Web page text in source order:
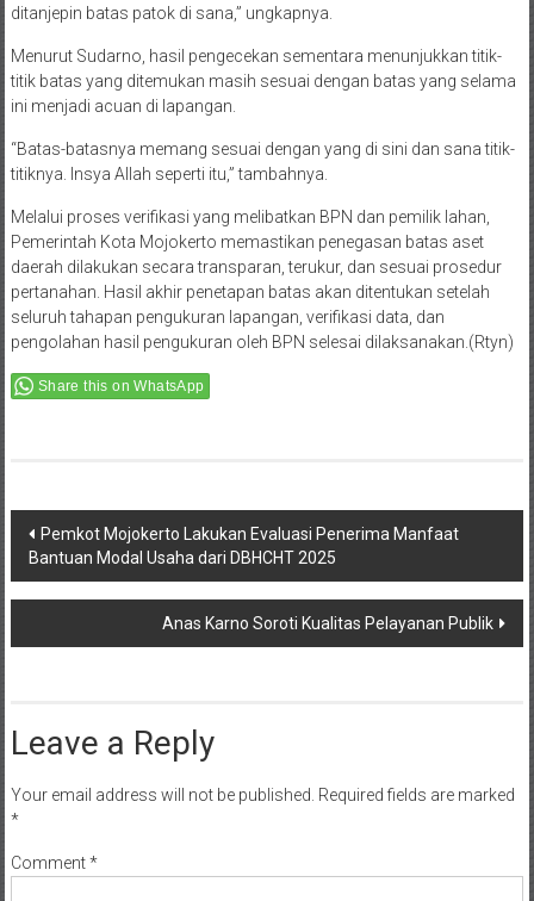
ditanjepin batas patok di sana,” ungkapnya.
Menurut Sudarno, hasil pengecekan sementara menunjukkan titik-
titik batas yang ditemukan masih sesuai dengan batas yang selama
ini menjadi acuan di lapangan.
“Batas-batasnya memang sesuai dengan yang di sini dan sana titik-
titiknya. Insya Allah seperti itu,” tambahnya.
Melalui proses verifikasi yang melibatkan BPN dan pemilik lahan,
Pemerintah Kota Mojokerto memastikan penegasan batas aset
daerah dilakukan secara transparan, terukur, dan sesuai prosedur
pertanahan. Hasil akhir penetapan batas akan ditentukan setelah
seluruh tahapan pengukuran lapangan, verifikasi data, dan
pengolahan hasil pengukuran oleh BPN selesai dilaksanakan.(Rtyn)
Share this on WhatsApp
Post
navigation
Pemkot Mojokerto Lakukan Evaluasi Penerima Manfaat
Bantuan Modal Usaha dari DBHCHT 2025
Anas Karno Soroti Kualitas Pelayanan Publik
Leave a Reply
Your email address will not be published. Required fields are marked
*
Comment*